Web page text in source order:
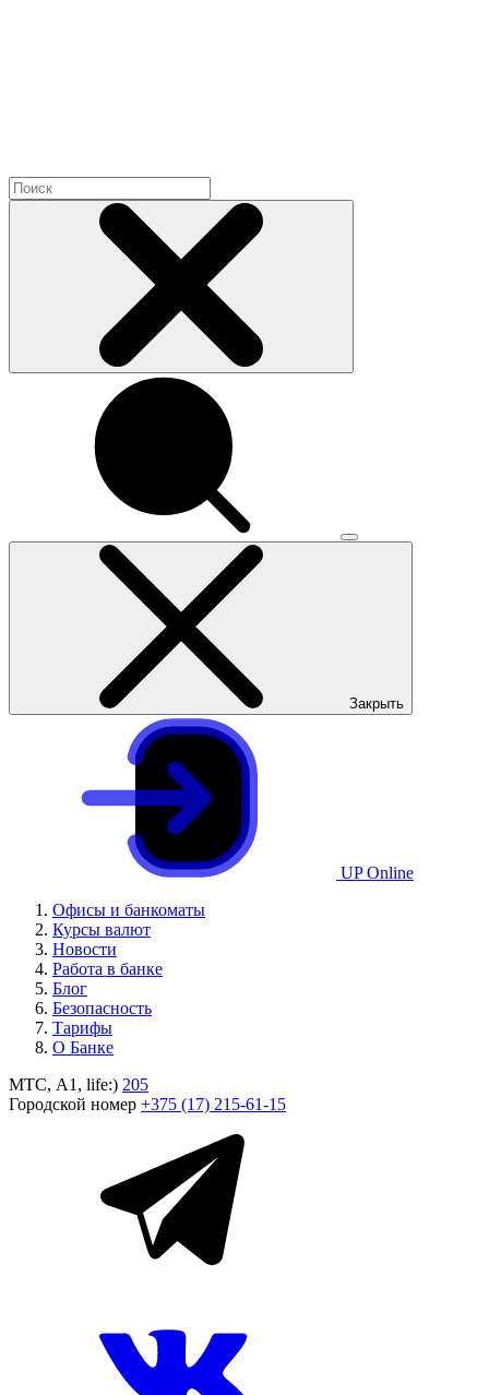
Закрыть
UP Online
Офисы и банкоматы
Курсы валют
Новости
Работа в банке
Блог
Безопасность
Тарифы
О Банке
МТС, A1, life:) 205
Городской номер +375 (17) 215-61-15